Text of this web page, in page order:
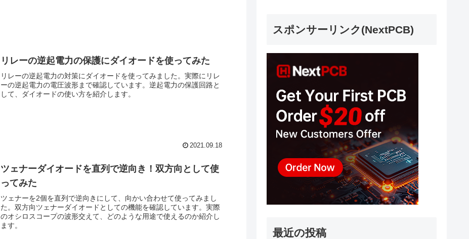
リレーの逆起電力の保護にダイオードを使ってみた
リレーの逆起電力の対策にダイオードを使ってみました。実際にリレ
ーの逆起電力の電圧波形まで確認しています。逆起電力の保護回路と
して、ダイオードの使い方を紹介します。
2021.09.18
ツェナーダイオードを直列で逆向き！双方向として使
ってみた
ツェナーを2個を直列で逆向きにして、向かい合わせて使ってみまし
た。双方向ツェナーダイオードとしての機能を確認しています。実際
のオシロスコープの波形交えて、どのような用途で使えるのか紹介し
ます。
スポンサーリンク(NextPCB)
最近の投稿